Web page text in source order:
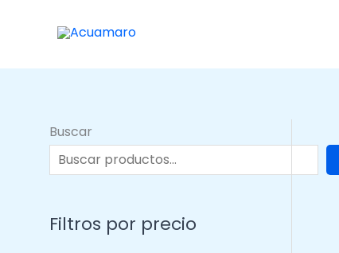
Buscar
Filtros por precio